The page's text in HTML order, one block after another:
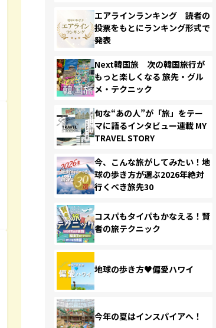
エアラインランキング 読者の
投票をもとにランキング形式で
発表
Next韓国旅 次の韓国旅行が
もっと楽しくなる 旅先・グル
メ・テクニック
旬な“あの人”が「旅」をテー
マに語るインタビュー連載 MY
TRAVEL STORY
今、こんな旅がしてみたい！地
球の歩き方が選ぶ2026年絶対
行くべき旅先30
コスパもタイパもかなえる！賢
者の旅テクニック
地球の歩き方♥偏愛ハワイ
今年の夏はインスパイアへ！